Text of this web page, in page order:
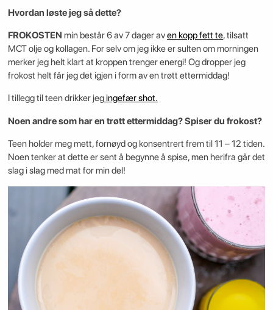
Hvordan løste jeg så dette?
FROKOSTEN min består 6 av 7 dager aven kopp fett te, tilsatt
MCT olje og kollagen. For selv om jeg ikke er sulten om morningen
merker jeg helt klart at kroppen trenger energi! Og dropper jeg
frokost helt får jeg det igjen i form av en trøtt ettermiddag!
I tillegg til teen drikker jegingefær shot.
Noen andre som har en trøtt ettermiddag? Spiser du frokost?
Teen holder meg mett, fornøyd og konsentrert frem til 11 – 12 tiden.
Noen tenker at dette er sent å begynne å spise, men herifra går det
slag i slag med mat for min del!